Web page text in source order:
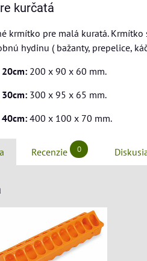
kurčatá
krmítko pre malá kuratá.
hydinu ( bažanty, prepelice,
20cm: 200 x 90 x 60 mm.
30cm: 300 x 95 x 65 mm.
40cm:400 x 100 x 70 mm.
Recenzie 0